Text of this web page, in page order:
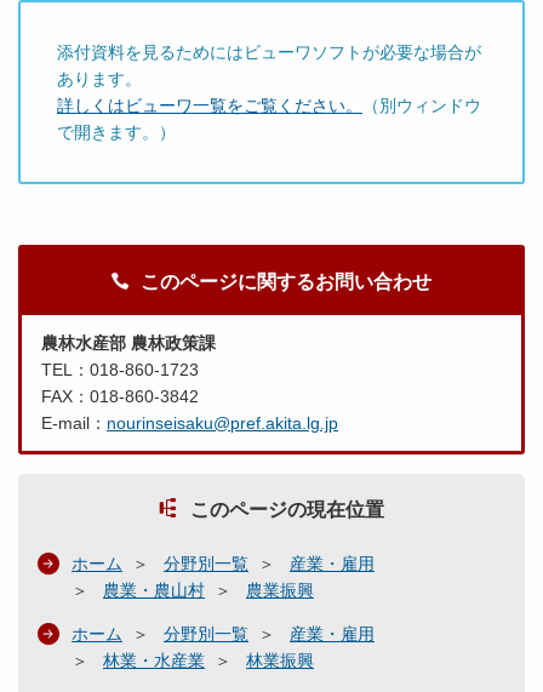
添付資料を見るためにはビューワソフトが必要な場合が
あります。
詳しくはビューワ一覧をご覧ください。
（別ウィンドウ
で開きます。）
このページに関するお問い合わせ
農林水産部 農林政策課
TEL：018-860-1723
FAX：018-860-3842
E-mail： nourinseisaku@pref.akita.lg.jp
このページの現在位置
ホーム 分野別一覧
産業・雇用
農業・農山村
農業振興
ホーム 分野別一覧
産業・雇用
林業・水産業
林業振興